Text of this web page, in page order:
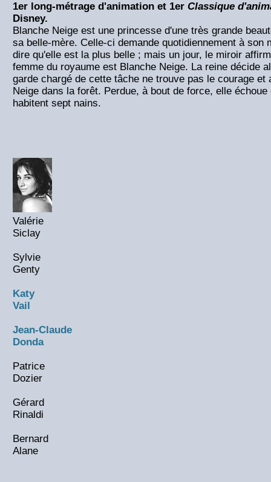
1er long-métrage d'animation et 1er Classique
Disney.
Blanche Neige est une princesse d'une très grande
sa belle-mère. Celle-ci demande quotidiennement à son
dire qu'elle est la plus belle ; mais un jour, le miroir
femme du royaume est Blanche Neige. La reine décide
garde chargé de cette tâche ne trouve pas le courage et
Neige dans la forêt. Perdue, à bout de force, elle
habitent sept nains.
Valérie
Siclay
Sylvie
Genty
Katy
Vail
Jean-Claude
Donda
Patrice
Dozier
Gérard
Rinaldi
Bernard
Alane